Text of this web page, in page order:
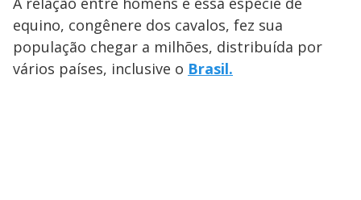
equino, congênere dos cavalos, fez sua
população chegar a milhões, distribuída por
vários países, inclusive o Brasil.